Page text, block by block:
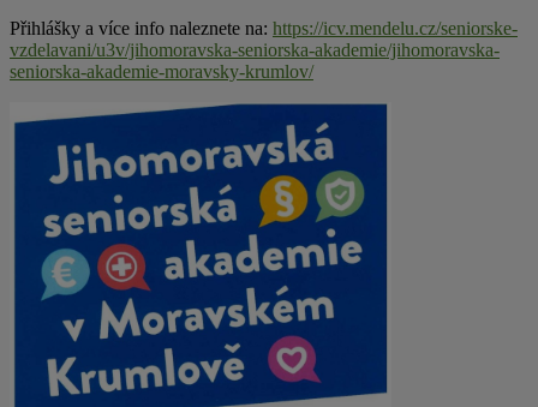
Přihlášky a více info naleznete na: https://icv.mendelu.cz/seniorske-
vzdelavani/u3v/jihomoravska-seniorska-akademie/jihomoravska-
seniorska-akademie-moravsky-krumlov/